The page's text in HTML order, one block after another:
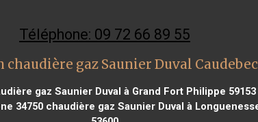
Téléphone: 09 72 66 89 55
gaz Saunier Duval
gaz Saunier Duval à Grand Fort Philippe 59153
34750 chaudière gaz Saunier Duval à